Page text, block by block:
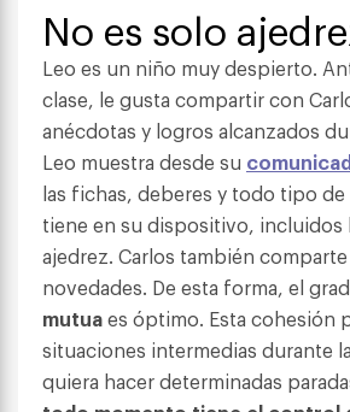
No es solo
Leo es un niño muy despierto.
clase, le gusta compartir con
anécdotas y logros alcanzados
Leo muestra desde su
las fichas, deberes y todo tipo
tiene en su dispositivo, incluidos
ajedrez. Carlos también
novedades. De esta forma, el
mutuaes óptimo. Esta cohesión
situaciones intermedias durante
quiera hacer determinadas